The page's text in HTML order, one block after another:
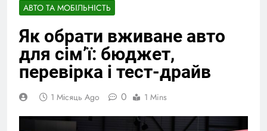
АВТО ТА МОБІЛЬНІСТЬ
Як обрати вживане авто
для сім’ї: бюджет,
перевірка і тест-драйв
1 Місяць Ago 0 1 Mins